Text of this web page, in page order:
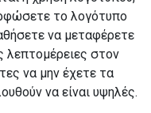
το λογότυπο
να μεταφέρετε
λεπτομέρειες στον
να μην έχετε τα
να είναι υψηλές.